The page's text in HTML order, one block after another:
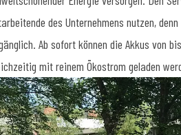
des Unternehmens nutzen,
Ab sofort können die Akkus von
mit reinem Ökostrom geladen